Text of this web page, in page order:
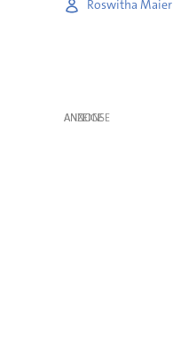
Roswitha Maier
ANZEIGE